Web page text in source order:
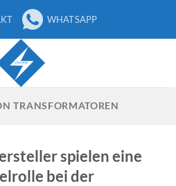
WHATSAPP
TRANSFORMATOREN
spielen eine
bei der